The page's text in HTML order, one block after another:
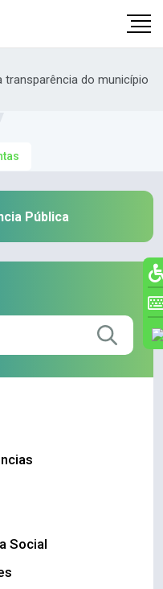
transparência do município
Pública
Social